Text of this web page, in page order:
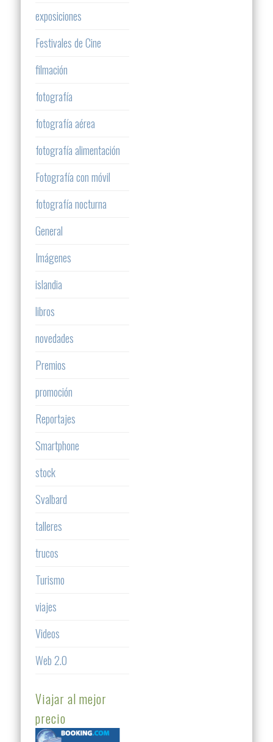
exposiciones
Festivales de Cine
filmación
fotografía
fotografía aérea
fotografía alimentación
Fotografía con móvil
fotografía nocturna
General
Imágenes
islandia
libros
novedades
Premios
promoción
Reportajes
Smartphone
stock
Svalbard
talleres
trucos
Turismo
viajes
Videos
Web 2.0
Viajar al mejor
precio